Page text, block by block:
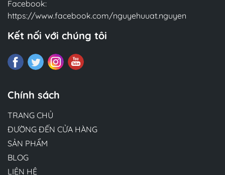
Facebook:
https://www.facebook.com/nguyehuuat.nguyen
Kết nối với chúng tôi
Chính sách
TRANG CHỦ
ĐƯỜNG ĐẾN CỬA HÀNG
SẢN PHẨM
BLOG
LIÊN HỆ